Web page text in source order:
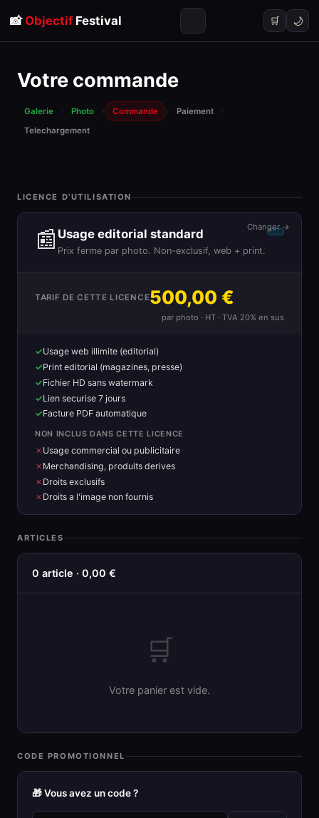
📸 ObjectifFestival 🛒 🌙
Votre commande
Galerie › Photo › Commande › Paiement
›
Telechargement
LICENCE D'UTILISATION
📰 Usage editorial standard
Prix ferme par photo. Non-exclusif, web + print.
Changer →
TARIF DE CETTE LICENCE500,00 €
par photo · HT · TVA 20% en sus
Usage web illimite (editorial)
Print editorial (magazines, presse)
Fichier HD sans watermark
Lien securise 7 jours
Facture PDF automatique
NON INCLUS DANS CETTE LICENCE
Usage commercial ou publicitaire
Merchandising, produits derives
Droits exclusifs
Droits a l'image non fournis
ARTICLES
0 article · 0,00 €
🛒
Votre panier est vide.
CODE PROMOTIONNEL
🎁 Vous avez un code ?